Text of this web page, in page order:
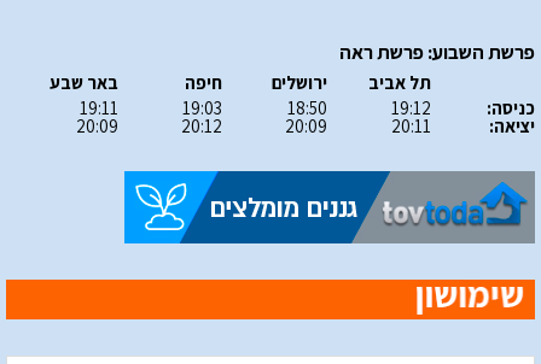
פרשת השבוע: פרשת ראה
כניסה:
יציאה:
תל אביב
19:12
20:11
ירושלים
18:50
20:09
חיפה
19:03
20:12
באר שבע
19:11
20:09